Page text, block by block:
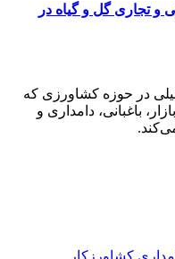
و تجاری گل و گیاه در
در حوزه کشاورزی که
باغبانی، دامداری و